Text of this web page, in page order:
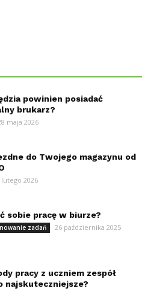
powinien posiadać
brukarz?
maja 2026
do Twojego magazynu od
lutego 2026
sobie pracę w biurze?
zadań 26 października 2025
pracy z uczniem zespół
najskuteczniejsze?